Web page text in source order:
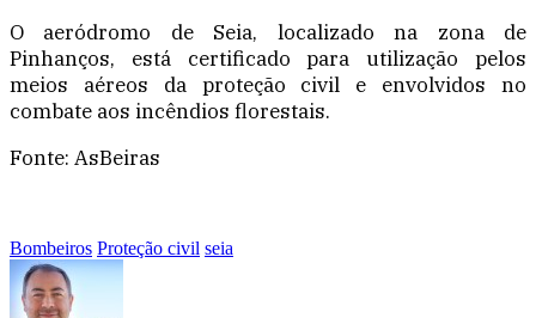
O aeródromo de Seia, localizado na zona de
Pinhanços, está certificado para utilização pelos
meios aéreos da proteção civil e envolvidos no
combate aos incêndios florestais.
Fonte: AsBeiras
Bombeiros Proteção civil seia